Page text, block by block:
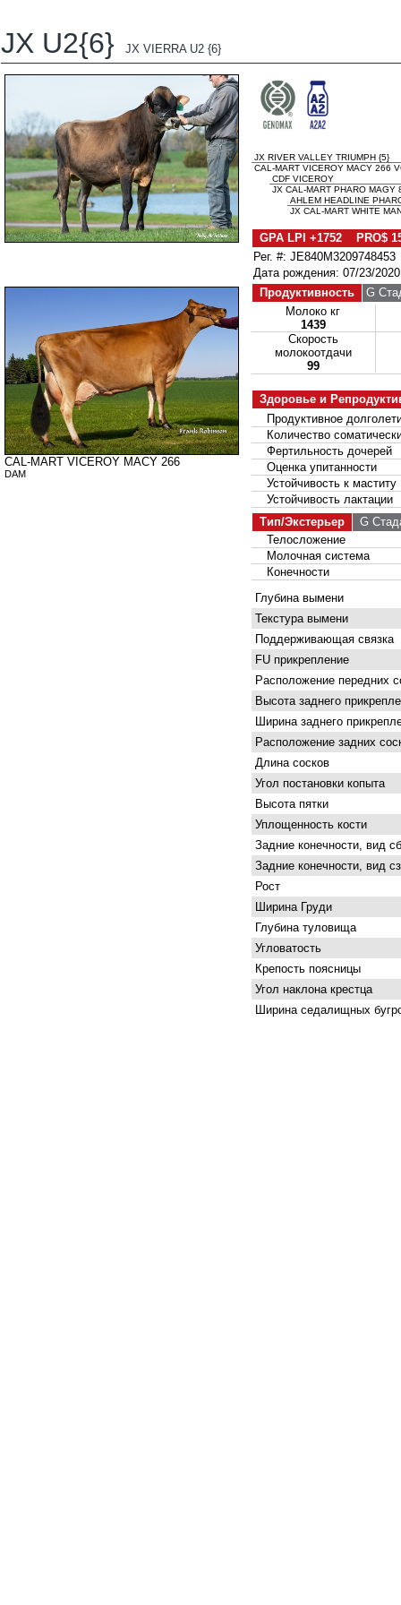
JX U2{6} JX VIERRA U2 {6}
CAL-MART VICEROY MACY 266
DAM
JX RIVER VALLEY TRIUMPH {5}
CAL-MART VICEROY MACY 266
CDF VICEROY
JX CAL-MART PHARO MAGY
AHLEM HEADLINE
JX CAL-MART WHITE
GPA LPI +1752 PRO$
Рег. #: JE840M3209748453
Дата рождения: 07/23/2020
Продуктивность
G
Молоко кг
1439
Скорость
молокоотдачи
99
Здоровье и
Продуктивное
Количество
Фертильность дочерей
Оценка упитанности
Устойчивость к маститу
Устойчивость лактации
Тип/Экстерьер
G
Телосложение
Молочная система
Конечности
Глубина вымени
Текстура вымени
Поддерживающая связка
FU прикрепление
Расположение передних
Высота заднего
Ширина заднего
Расположение задних
Длина сосков
Угол постановки копыта
Высота пятки
Уплощенность кости
Задние конечности, вид
Задние конечности, вид
Рост
Ширина Груди
Глубина туловища
Угловатость
Крепость поясницы
Угол наклона крестца
Ширина седалищных